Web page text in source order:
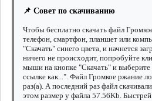
📌 Совет по скачиванию
Чтобы бесплатно скачать файл
телефон, смартфон, планшет или
"Скачать" синего цвета, и начнется
ничего не происходит, попробуйте
мыши на кнопке "Скачать" и
ссылке как...". Файл Громкое ржание
раз(а). А последний раз файл
этом размер у файла 57.56Kb.